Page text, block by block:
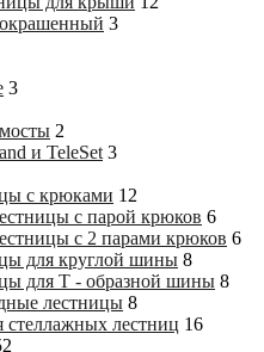
3
3
2
и TeleSet 3
с крюками 12
с парой крюков 6
c 2 парами крюков 6
для круглой шины 8
для Т - образной шины 8
лестницы 8
лестниц 16